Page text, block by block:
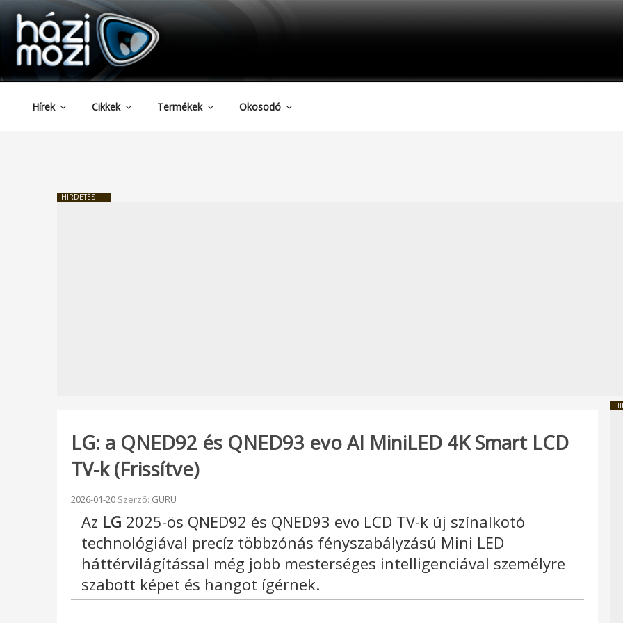
Tartalomhoz
HAZIMOZI
Hírek Cikkek Termékek Okosodó
HIRDETÉS
LG: a QNED92 és QNED93 evo AI MiniLED 4K Smart LCD
TV-k (Frissítve)
Beküldve:
2026-01-20 Szerző: GURU
Az LG 2025-ös QNED92 és QNED93 evo LCD TV-k új színalkotó
technológiával precíz többzónás fényszabályzású Mini LED
háttérvilágítással még jobb mesterséges intelligenciával személyre
szabott képet és hangot ígérnek.